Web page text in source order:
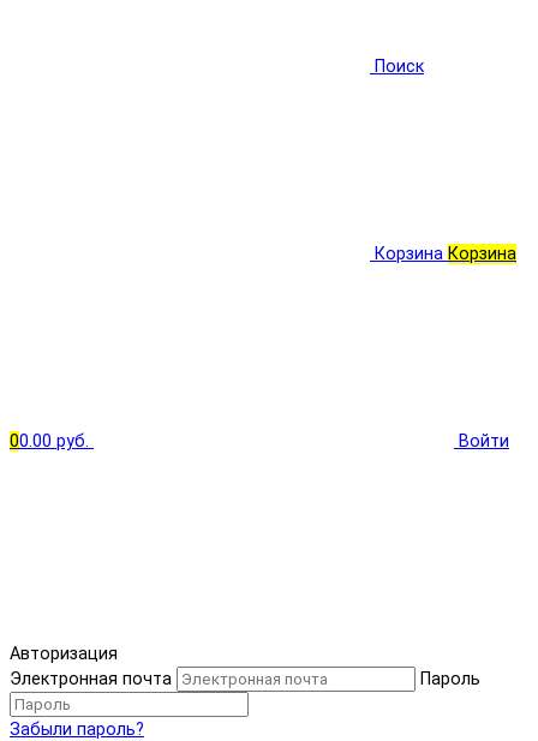
Поиск
Корзина Корзина
00.00 руб. Войти
Авторизация
Электронная почта
Пароль
Забыли пароль?